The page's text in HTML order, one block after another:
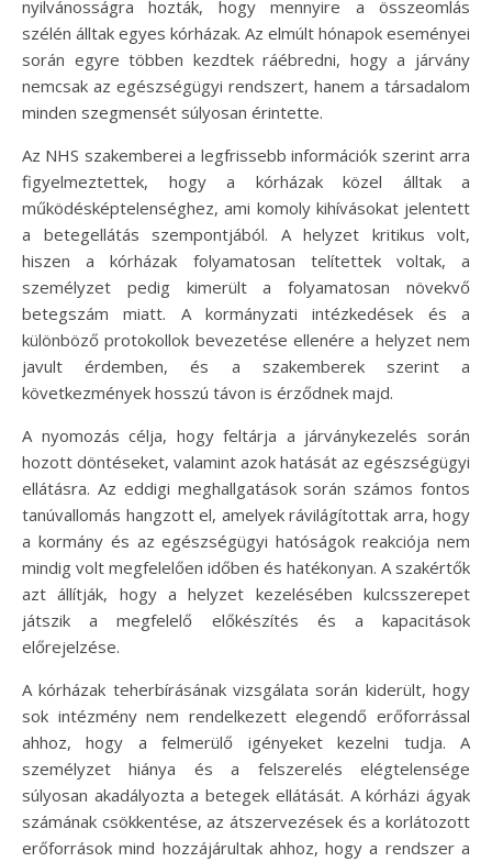
nyilvánosságra hozták, hogy mennyire a összeomlás
szélén álltak egyes kórházak. Az elmúlt hónapok eseményei
során egyre többen kezdtek ráébredni, hogy a járvány
nemcsak az egészségügyi rendszert, hanem a társadalom
minden szegmensét súlyosan érintette.
Az NHS szakemberei a legfrissebb információk szerint arra
figyelmeztettek, hogy a kórházak közel álltak a
működésképtelenséghez, ami komoly kihívásokat jelentett
a betegellátás szempontjából. A helyzet kritikus volt,
hiszen a kórházak folyamatosan telítettek voltak, a
személyzet pedig kimerült a folyamatosan növekvő
betegszám miatt. A kormányzati intézkedések és a
különböző protokollok bevezetése ellenére a helyzet nem
javult érdemben, és a szakemberek szerint a
következmények hosszú távon is érződnek majd.
A nyomozás célja, hogy feltárja a járványkezelés során
hozott döntéseket, valamint azok hatását az egészségügyi
ellátásra. Az eddigi meghallgatások során számos fontos
tanúvallomás hangzott el, amelyek rávilágítottak arra, hogy
a kormány és az egészségügyi hatóságok reakciója nem
mindig volt megfelelően időben és hatékonyan. A szakértők
azt állítják, hogy a helyzet kezelésében kulcsszerepet
játszik a megfelelő előkészítés és a kapacitások
előrejelzése.
A kórházak teherbírásának vizsgálata során kiderült, hogy
sok intézmény nem rendelkezett elegendő erőforrással
ahhoz, hogy a felmerülő igényeket kezelni tudja. A
személyzet hiánya és a felszerelés elégtelensége
súlyosan akadályozta a betegek ellátását. A kórházi ágyak
számának csökkentése, az átszervezések és a korlátozott
erőforrások mind hozzájárultak ahhoz, hogy a rendszer a